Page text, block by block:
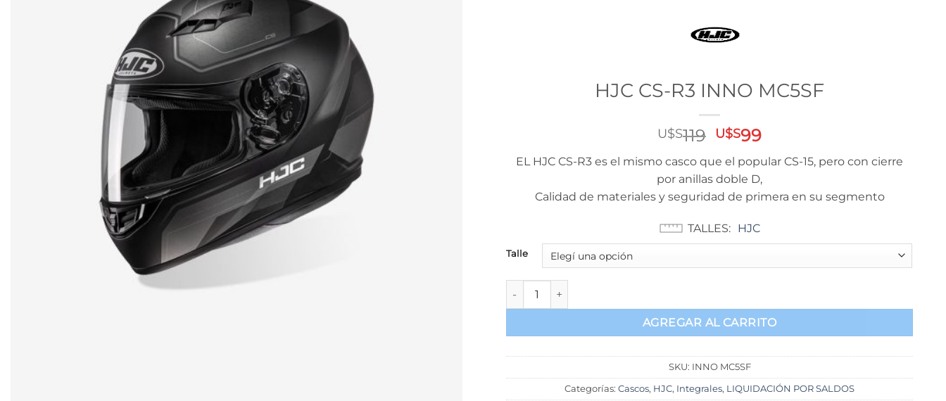
HJC CS-R3 INNO MC5SF
U$S119 El
original
era:
U$S
119.
U$S99El
actual
es:
U$S
EL HJC CS-R3 es el mismo casco que el popular CS-15, pero con cierre
por anillas doble D,
Calidad de materiales y seguridad de primera en su segmento
TALLES HJC
Talle
HJC CS-R3 INNO MC5SF cantidad
AGREGAR AL CARRITO
SKU: INNO MC5SF
Categorías: Cascos, HJC, Integrales, LIQUIDACIÓN POR SALDOS